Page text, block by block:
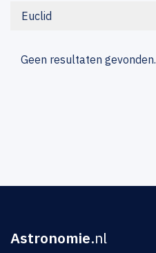
Euclid
Geen resultaten gevonden.
Astronomie.nl